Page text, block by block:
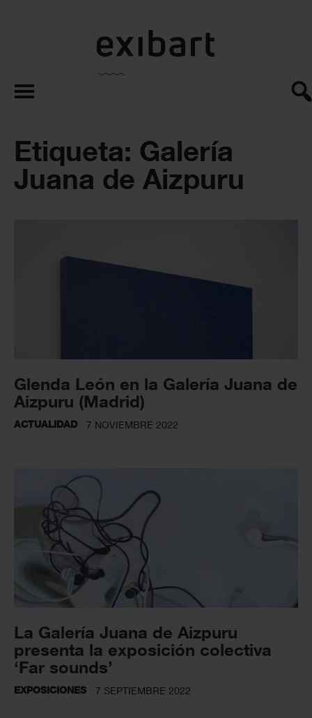
exibart.es
Etiqueta: Galería
Juana de Aizpuru
Glenda León en la Galería Juana de
Aizpuru (Madrid)
ACTUALIDAD 7 NOVIEMBRE 2022
La Galería Juana de Aizpuru
presenta la exposición colectiva
‘Far sounds’
EXPOSICIONES 7 SEPTIEMBRE 2022